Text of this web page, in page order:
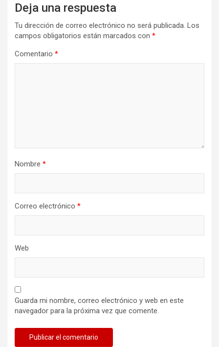
Deja una respuesta
Tu dirección de correo electrónico no será publicada. Los
campos obligatorios están marcados con *
Comentario *
Nombre *
Correo electrónico *
Web
Guarda mi nombre, correo electrónico y web en este
navegador para la próxima vez que comente.